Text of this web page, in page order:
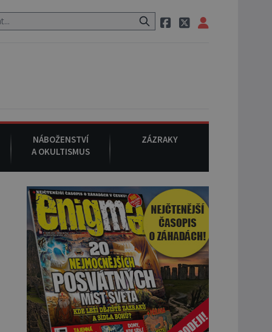
pak si na ulici zavolá taxi, nasedne do něj a už ho nikdy nikdo
NÁBOŽENSTVÍ
A OKULTISMUS
ZÁZRAKY